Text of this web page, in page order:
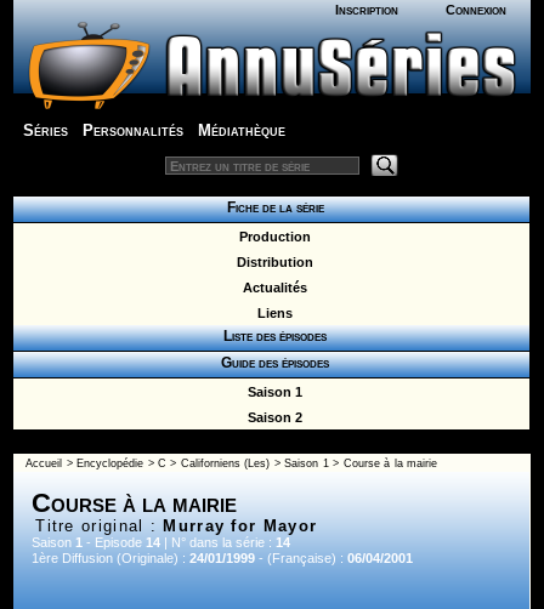
Inscription Connexion
Séries Personnalités Médiathèque
Fiche de la série
Production
Distribution
Actualités
Liens
Liste des épisodes
Guide des épisodes
Saison 1
Saison 2
Accueil > Encyclopédie >C > Californiens (Les) >Saison 1> Course à la mairie
Course à la mairie
Titre original : Murray for Mayor
Saison1 - Episode14 | N° dans la série :14
1ère Diffusion (Originale) :24/01/1999 - (Française) :06/04/2001